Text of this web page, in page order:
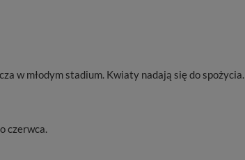
w młodym stadium. Kwiaty nadają się do spożycia.
czerwca.